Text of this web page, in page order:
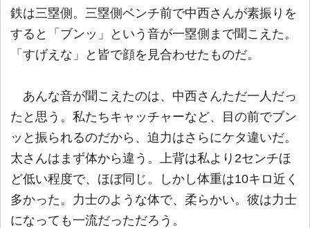
鉄は三塁側。三塁側ベンチ前で中西さんが素振りを
すると「ブンッ」という音が一塁側まで聞こえた。
「すげえな」と皆で顔を見合わせたものだ。
あんな音が聞こえたのは、中西さんただ一人だっ
たと思う。私たちキャッチャーなど、目の前でブン
ッと振られるのだから、迫力はさらにケタ違いだ。
太さんはまず体から違う。上背は私より2センチほ
ど低い程度で、ほぼ同じ。しかし体重は10キロ近く
多かった。力士のような体で、柔らかい。彼は力士
になっても一流だっただろう。